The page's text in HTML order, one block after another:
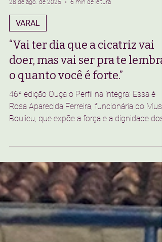
Jade Iasmin
28 de ago. de 2025
VARAL
“Vai ter dia que a cicatriz vai
doer, mas vai ser pra te
o quanto você é forte.”
46ª edição Ouça o Perfil na íntegra: Essa é
Boulieu, que expõe a força e a dignidade